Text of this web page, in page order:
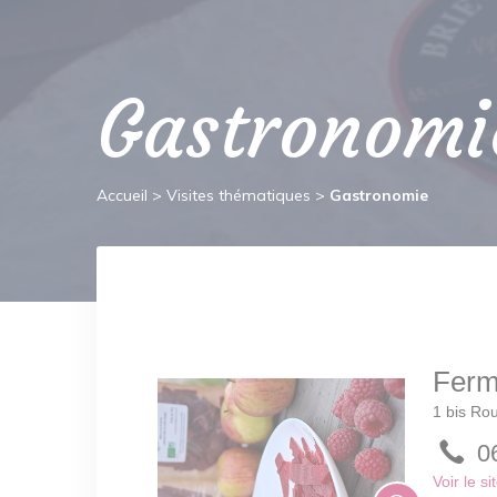
Accueil > Visites thématiques > Gastronomie